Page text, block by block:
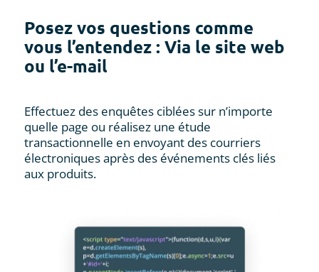
Posez vos questions comme
vous l’entendez : Via le site web
ou l’e-mail
Effectuez des enquêtes ciblées sur n’importe
quelle page ou réalisez une étude
transactionnelle en envoyant des courriers
électroniques après des événements clés liés
aux produits.